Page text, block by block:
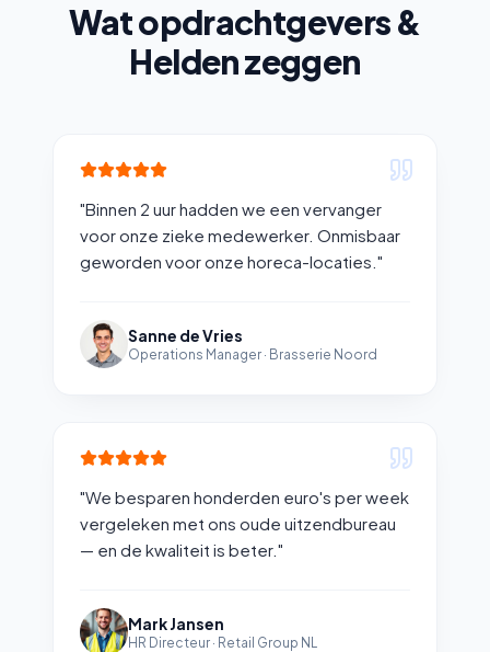
Wat opdrachtgevers &
Helden zeggen
"Binnen 2 uur hadden we een vervanger
voor onze zieke medewerker. Onmisbaar
geworden voor onze horeca-locaties. "
Sanne de Vries
Operations Manager · Brasserie Noord
"We besparen honderden euro's per week
vergeleken met ons oude uitzendbureau
— en de kwaliteit is beter. "
Mark Jansen
HR Directeur · Retail Group NL